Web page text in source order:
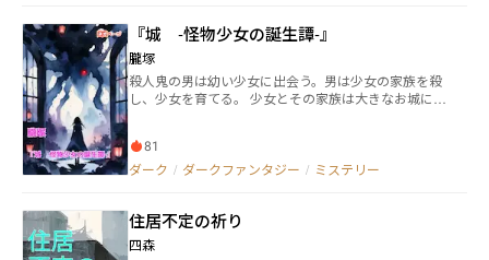
『城 ‐怪物少女の誕生譚‐』
朧塚
殺人鬼の男は幼い少女に出会う。男は少女の家族を殺
し、少女を育てる。 少女とその家族は大きなお城に住
とした。 ……だが、少女の無垢な瞳を見て、男は少女
を育てる…………。 それは怪物少女の誕生譚。
81
ダーク / ダークファンタジー / ミステリー
住居不定の祈り
四森